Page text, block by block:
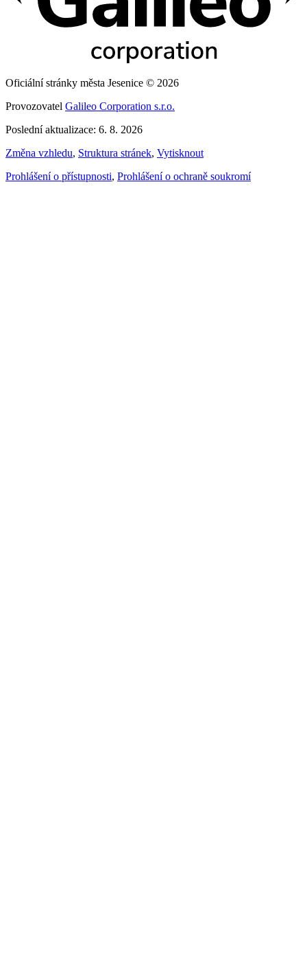
Oficiální stránky města Jesenice © 2026
Provozovatel Galileo Corporation s.r.o.
Poslední aktualizace: 6. 8. 2026
Změna vzhledu, Struktura stránek, Vytisknout
Prohlášení o přístupnosti, Prohlášení o ochraně soukromí